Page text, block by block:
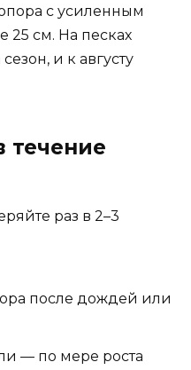
с усиленным
25 см. На песках
и к августу
течение
раз в 2–3
после дождей или
— по мере роста